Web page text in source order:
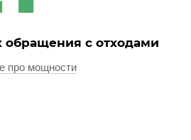
обращения с отходами
про мощности